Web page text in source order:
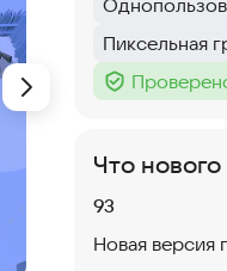
Тег:
Тег:
Пиксельная
Тег :
Что нового
Версия:
93
Новая версия